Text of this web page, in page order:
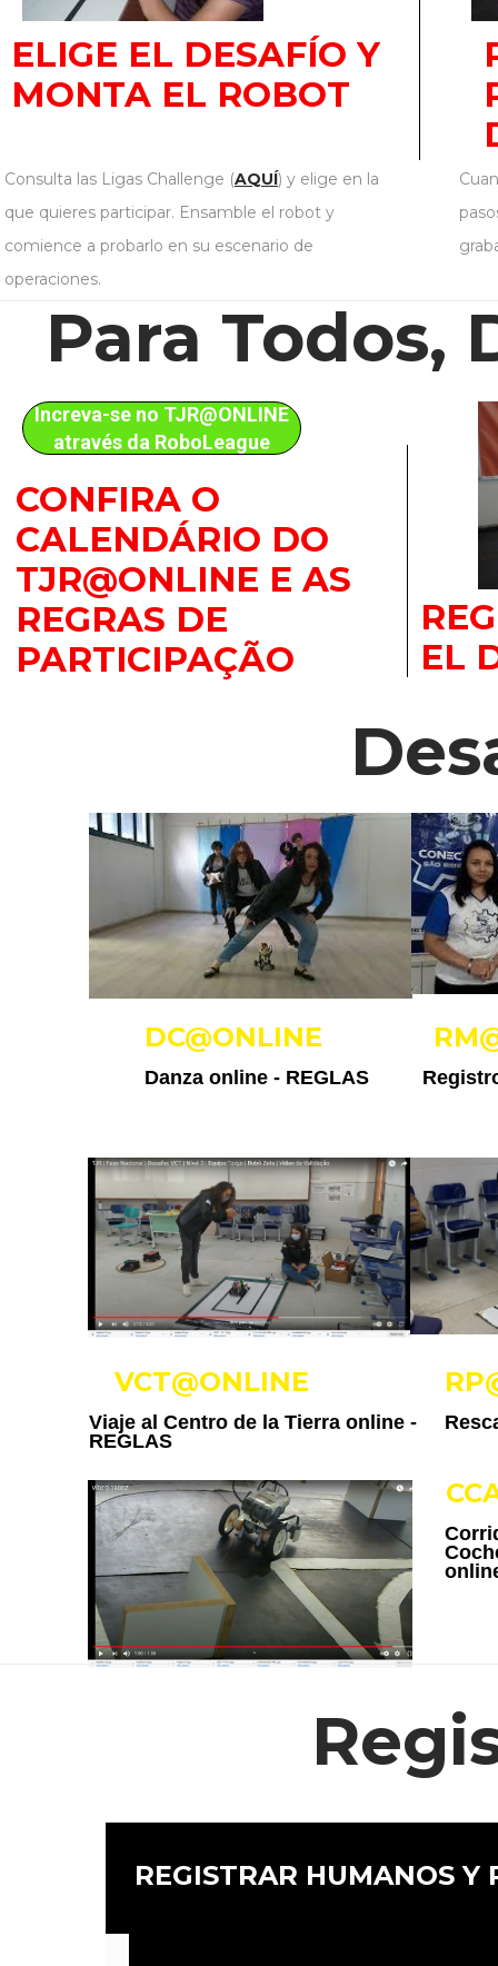
ELIGE EL DESAFÍO Y
MONTA EL ROBOT
Consulta las Ligas Challenge (AQUÍ) y elige en la
que quieres participar. Ensamble el robot y
comience a probarlo en su escenario de
operaciones.
Para Todos,
VCT@ONLINE
REGISTRAR HUMANOS Y
Increva-se no TJR@ONLINE
através da RoboLeague
DC@ONLINE
Danza online - REGLAS
Viaje al Centro de la Tierra online -
REGLAS
CONFIRA O
CALENDÁRIO DO
TJR@ONLINE E AS
REGRAS DE
PARTICIPAÇÃO
EL